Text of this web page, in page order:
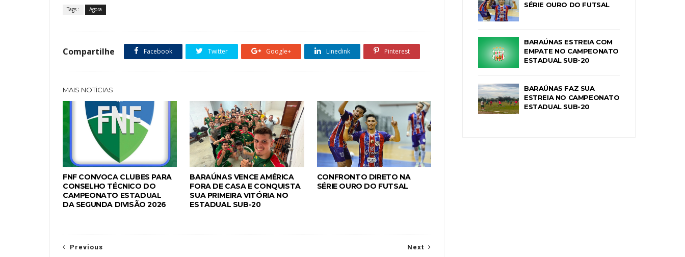
Tags : Agora
Compartilhe Facebook Twitter Google+ Linedink Pinterest
MAIS NOTÍCIAS
FNF CONVOCA CLUBES PARA
CONSELHO TÉCNICO DO
CAMPEONATO ESTADUAL
DA SEGUNDA DIVISÃO 2026
BARAÚNAS VENCE AMÉRICA
FORA DE CASA E CONQUISTA
SUA PRIMEIRA VITÓRIA NO
ESTADUAL SUB-20
CONFRONTO DIRETO NA
SÉRIE OURO DO FUTSAL
Next
Previous
SÉRIE OURO DO FUTSAL
BARAÚNAS ESTREIA COM
EMPATE NO CAMPEONATO
ESTADUAL SUB-20
BARAÚNAS FAZ SUA
ESTREIA NO CAMPEONATO
ESTADUAL SUB-20